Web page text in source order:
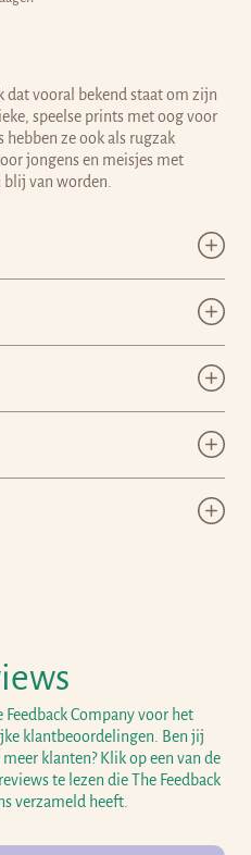
vooral bekend staat om zijn
speelse prints met oog voor
ze ook als rugzak
jongens en meisjes met
blij van worden.
Company voor het
klantbeoordelingen. Ben jij
klanten? Klik op een van de
te lezen die The Feedback
verzameld heeft.